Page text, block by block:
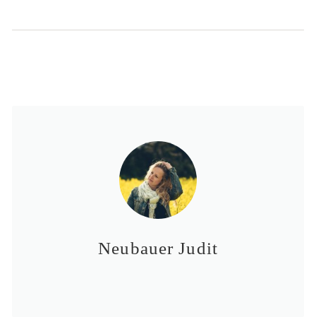
Neubauer Judit